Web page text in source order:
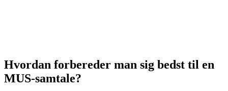
Hvordan forbereder man sig bedst til en
MUS-samtale?